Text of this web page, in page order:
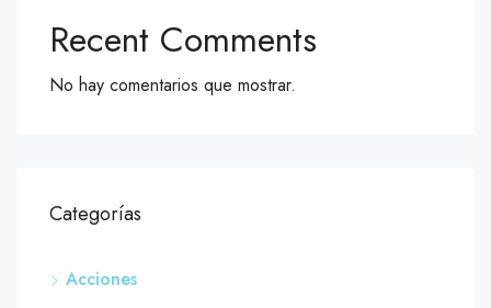
Recent Comments
No hay comentarios que mostrar.
Categorías
Acciones